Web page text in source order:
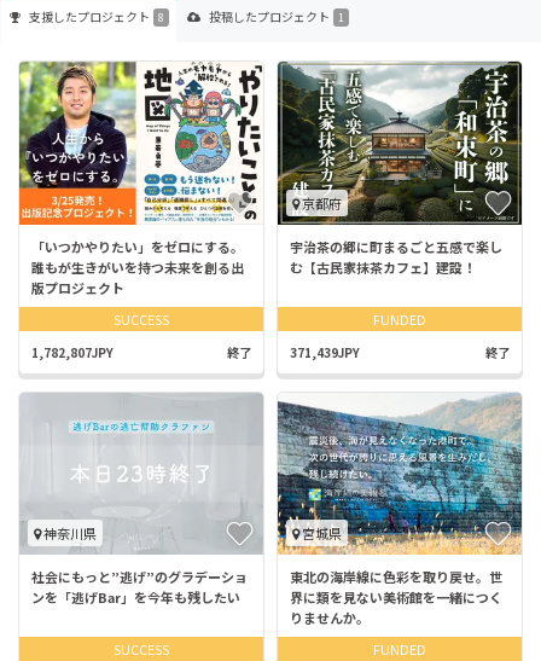
支援したプロジェクト 8 投稿したプロジェクト 1
「いつかやりたい」をゼロにする。
誰もが生きがいを持つ未来を創る出
版プロジェクト
SUCCESS
1,782,807JPY 終了
京都府
宇治茶の郷に町まるごと五感で楽し
む【古民家抹茶カフェ】建設！
FUNDED
371,439JPY 終了
神奈川県
社会にもっと”逃げ”のグラデーショ
ンを「逃げBar」を今年も残したい
SUCCESS
宮城県
東北の海岸線に色彩を取り戻せ。世
界に類を見ない美術館を一緒につく
りませんか。
FUNDED